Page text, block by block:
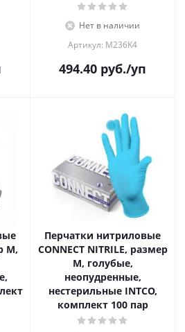
Нет в наличии
Артикул: М236K4
494.40 руб./уп
М,
Перчатки нитриловые
CONNECT NITRILE, размер
М, голубые,
неопудренные,
нестерильные INTCO,
комплект 100 пар